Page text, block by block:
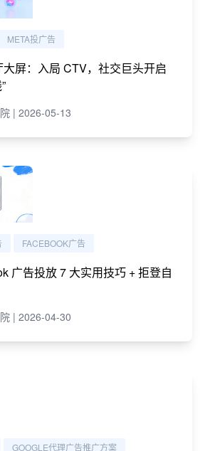
META投广告
大屏：入局 CTV，社交巨头开启
| 2026-05-13
FACEBOOK广告
广告投放 7 大实用技巧 + 拒登自
| 2026-04-30
GOOGLE代理广告推广方案